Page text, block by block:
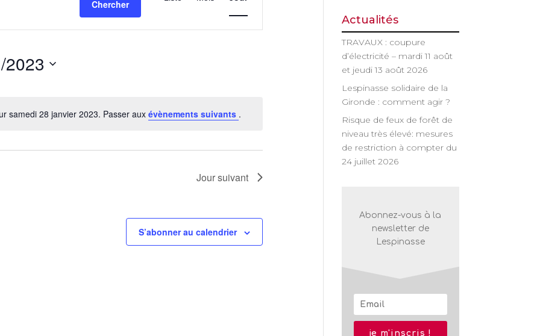
Notice
samedi 28 janvier 2023. Passer aux évènements suivants .
Chercher
2023
Jour suivant
S’abonner au calendrier
Actualités
TRAVAUX : coupure
d’électricité – mardi 11 août
et jeudi 13 août 2026
Lespinasse solidaire de la
Gironde : comment agir ?
Risque de feux de forêt de
niveau très élevé: mesures
de restriction à compter du
24 juillet 2026
Abonnez-vous à la
newsletter de
Lespinasse
je m'inscris !